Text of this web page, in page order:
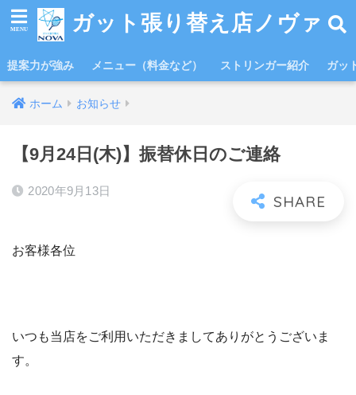
ガット張り替え店ノヴァ
提案力が強み メニュー（料金など） ストリンガー紹介 ガッ
ホーム お知らせ
【9月24日(木)】振替休日のご連絡
2020年9月13日
お客様各位
いつも当店をご利用いただきましてありがとうございま
す。